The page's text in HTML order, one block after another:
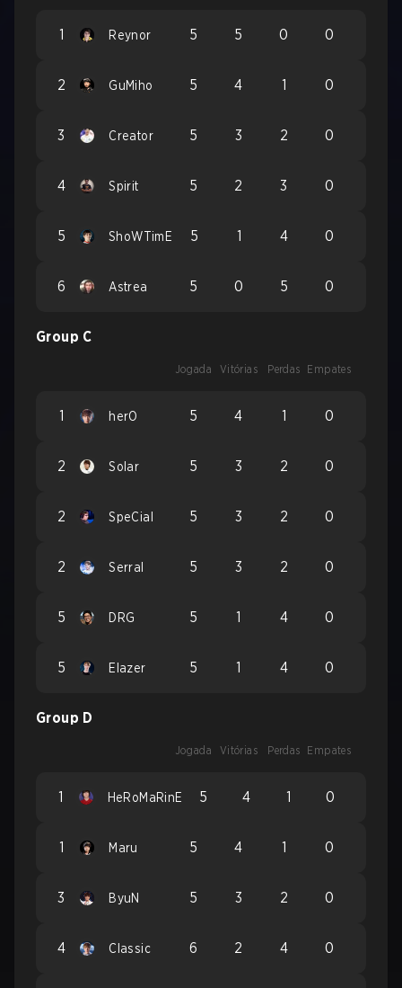
1 Reynor 5 5 0 0
2 GuMiho 5 4 1 0
3 Creator 5 3 2 0
4 Spirit 5 2 3 0
5 ShoWTimE 5 1 4 0
6 Astrea 5 0 5 0
Group C
Jogada Vitórias Perdas Empates
1 herO 5 4 1 0
2 Solar 5 3 2 0
2 SpeCial 5 3 2 0
2 Serral 5 3 2 0
5 DRG 5 1 4 0
5 Elazer 5 1 4 0
Group D
Jogada Vitórias Perdas Empates
1 HeRoMaRinE 5 4 1 0
1 Maru 5 4 1 0
3 ByuN 5 3 2 0
4 Classic 6 2 4 0